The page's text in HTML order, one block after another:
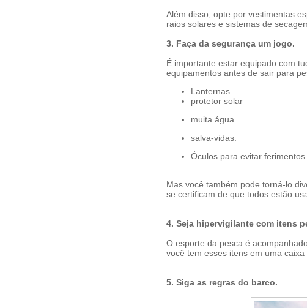
Além disso, opte por vestimentas
raios solares e sistemas de
3. Faça da segurança um jogo.
É importante estar equipado com
equipamentos antes de sair para
Lanternas
protetor solar
muita água
salva-vidas.
Óculos para evitar
Mas você também pode torná-lo
se certificam de que todos estão
4. Seja hipervigilante com itens
O esporte da pesca é
você tem esses itens em uma caixa
5. Siga as regras do barco.